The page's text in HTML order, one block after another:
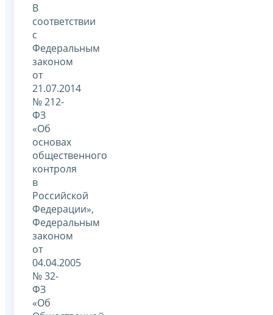
В
соответствии
с
Федеральным
законом
от
21.07.2014
№ 212-
ФЗ
«Об
основах
общественного
контроля
в
Российской
Федерации»,
Федеральным
законом
от
04.04.2005
№ 32-
ФЗ
«Об